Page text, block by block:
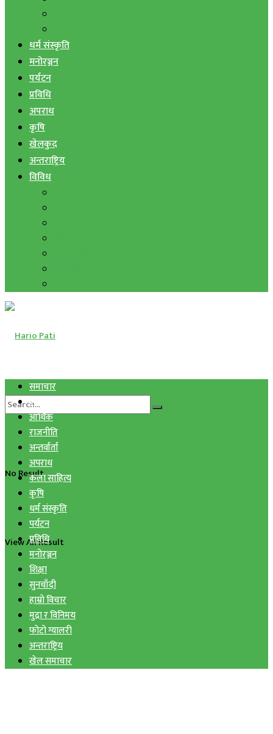
धर्म संस्कृति
मनोरञ्जन
पर्यटन
प्रविधि
अपराध
कृषि
खेलकुद
अन्तराष्ट्रिय
विविध
No Result
View All Result
समाचार
स्वास्थ्य
आर्थिक
राजनीति
अन्तर्वार्ता
अपराध
कला साहित्य
कृषि
धर्म संस्कृति
पर्यटन
प्रविधि
मनोरञ्जन
शिक्षा
सुनचाँदी
हाम्रो विचार
मुद्रा र विनिमय
फोटो ग्यालरी
अन्तराष्ट्रिय
खेल समाचार